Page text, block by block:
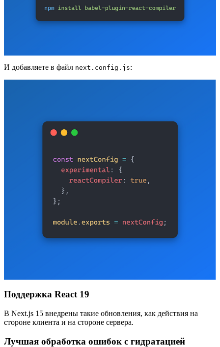
И добавляете в файл next.config.js:
Поддержка React 19
В Next.js 15 внедрены такие обновления, как действия на
стороне клиента и на стороне сервера.
Лучшая обработка ошибок с гидратацией